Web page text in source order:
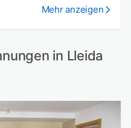
Mehr anzeigen
in Lleida